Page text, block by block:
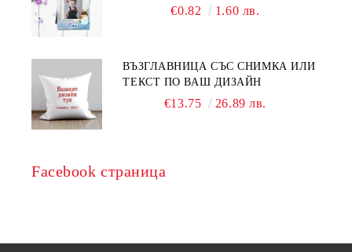
€0.82 1.60 лв.
ВЪЗГЛАВНИЦА СЪС СНИМКА ИЛИ
ТЕКСТ ПО ВАШ ДИЗАЙН
€13.75 26.89 лв.
Facebook страница